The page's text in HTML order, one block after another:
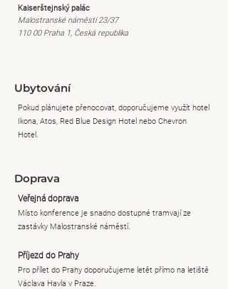
Kaiserštejnský palác
Malostranské náměstí 23/37
110 00 Praha 1, Česká republika
Ubytování
Pokud plánujete přenocovat, doporučujeme využít hotel
Ikona, Atos, Red Blue Design Hotel nebo Chevron
Hotel.
Doprava
Veřejná doprava
Místo konference je snadno dostupné tramvají ze
zastávky Malostranské náměstí.
Příjezd do Prahy
Pro přílet do Prahy doporučujeme letět přímo na letiště
Václava Havla v Praze.